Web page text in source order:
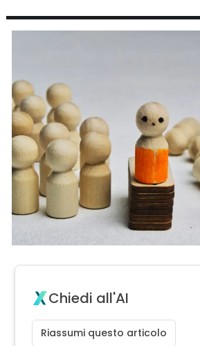
Chiedi all'AI
Riassumi questo articolo